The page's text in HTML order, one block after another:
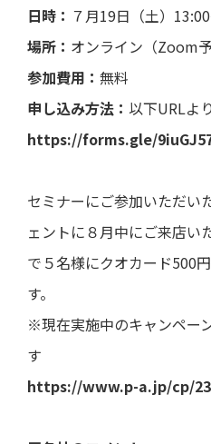
日時： ７月19日（土）
場所： オンライン（Zoom予
参加費用： 無料
申し込み方法： 以下URLよ
https://forms.gle/
セミナーにご参加いただい
ェントに８月中にご来店い
で５名様にクオカード500
す。
※現在実施中のキャンペー
す
https://www.p-a.jp/cp/